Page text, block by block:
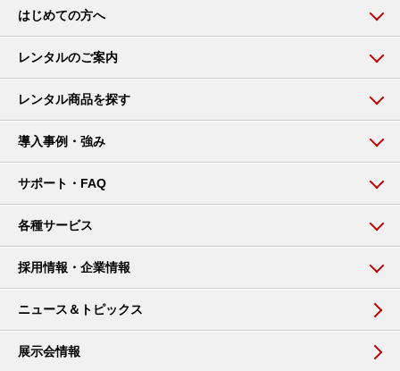
はじめての方へ
レンタルのご案内
レンタル商品を探す
導入事例・強み
サポート・FAQ
各種サービス
採用情報・企業情報
ニュース＆トピックス
展示会情報